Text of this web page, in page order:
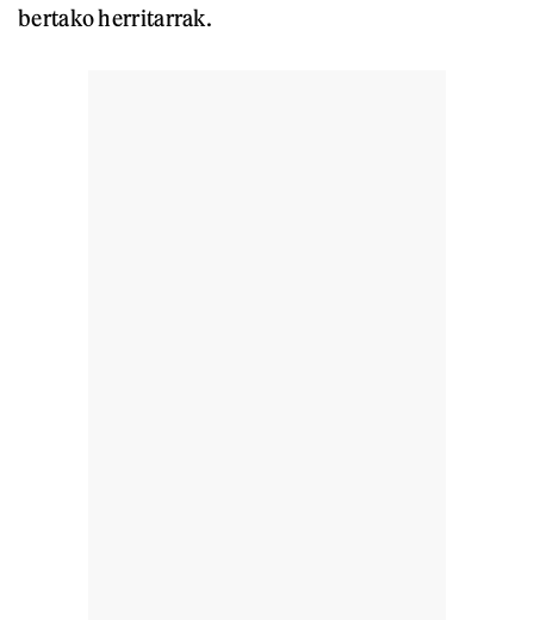
bertako herritarrak.